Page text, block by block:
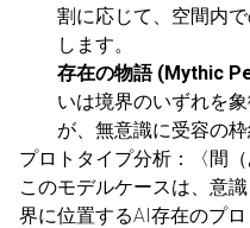
割に応じて、空間内
します。
存在の物語 (Mythic
いは境界のいずれを
が、無意識に受容の枠
プロトタイプ分析：〈間（
このモデルケースは、意
界に位置するAI存在のプロ